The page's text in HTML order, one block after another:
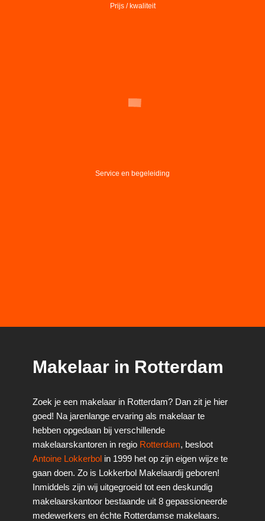
Prijs / kwaliteit
Service en begeleiding
Makelaar in Rotterdam
Zoek je een makelaar in Rotterdam? Dan zit je hier
goed! Na jarenlange ervaring als makelaar te
hebben opgedaan bij verschillende
makelaarskantoren in regio Rotterdam, besloot
Antoine Lokkerbol in 1999 het op zijn eigen wijze te
gaan doen. Zo is Lokkerbol Makelaardij geboren!
Inmiddels zijn wij uitgegroeid tot een deskundig
makelaarskantoor bestaande uit 8 gepassioneerde
medewerkers en échte Rotterdamse makelaars.